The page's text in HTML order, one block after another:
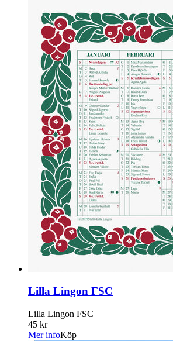
Lilla Lingon FSC
Lilla Lingon FSC
45 kr
Mer infoKöp